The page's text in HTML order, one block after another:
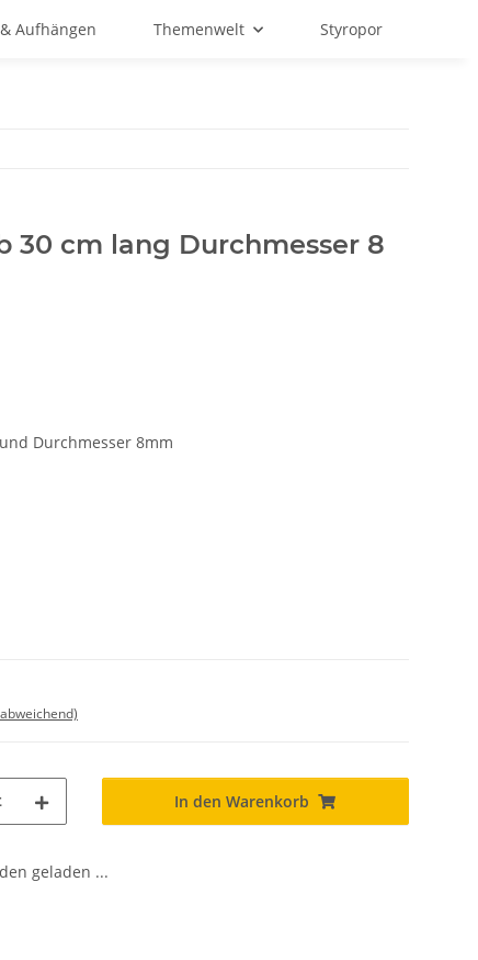
Aufhängen Themenwelt Styropor
30 cm lang Durchmesser 8
Durchmesser 8mm
In den Warenkorb
geladen ...